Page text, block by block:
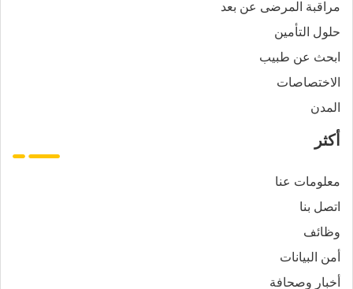
مراقبة المرضى عن بعد
حلول التأمين
ابحث عن طبيب
الاختصاصات
المدن
أكثر
معلومات عنا
اتصل بنا
وظائف
أمن البيانات
أخبار وصحافة